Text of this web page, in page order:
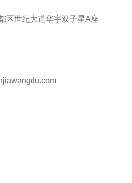
区世纪大道华宇双子星A座